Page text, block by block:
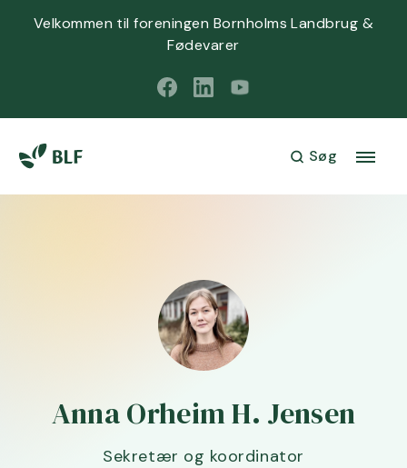
Velkommen til foreningen Bornholms Landbrug &
Fødevarer
Søg
Anna Orheim H. Jensen
Sekretær og koordinator